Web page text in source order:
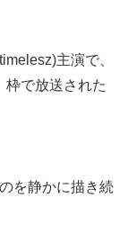
主演で、
枠で放送された
を静かに描き続